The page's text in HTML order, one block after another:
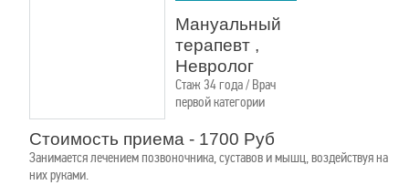
Мануальный
терапевт ,
Невролог
Стаж 34 года / Врач
первой категории
Стоимость приема - 1700 Руб
Занимается лечением позвоночника, суставов и мышц, воздействуя на
них руками.